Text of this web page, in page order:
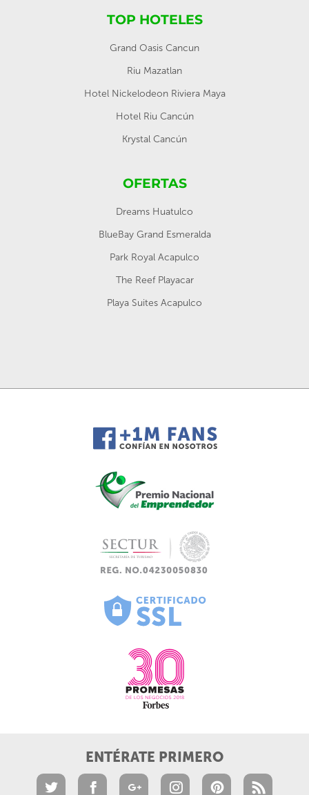
TOP HOTELES
Grand Oasis Cancun
Riu Mazatlan
Hotel Nickelodeon Riviera Maya
Hotel Riu Cancún
Krystal Cancún
OFERTAS
Dreams Huatulco
BlueBay Grand Esmeralda
Park Royal Acapulco
The Reef Playacar
Playa Suites Acapulco
ENTÉRATE PRIMERO